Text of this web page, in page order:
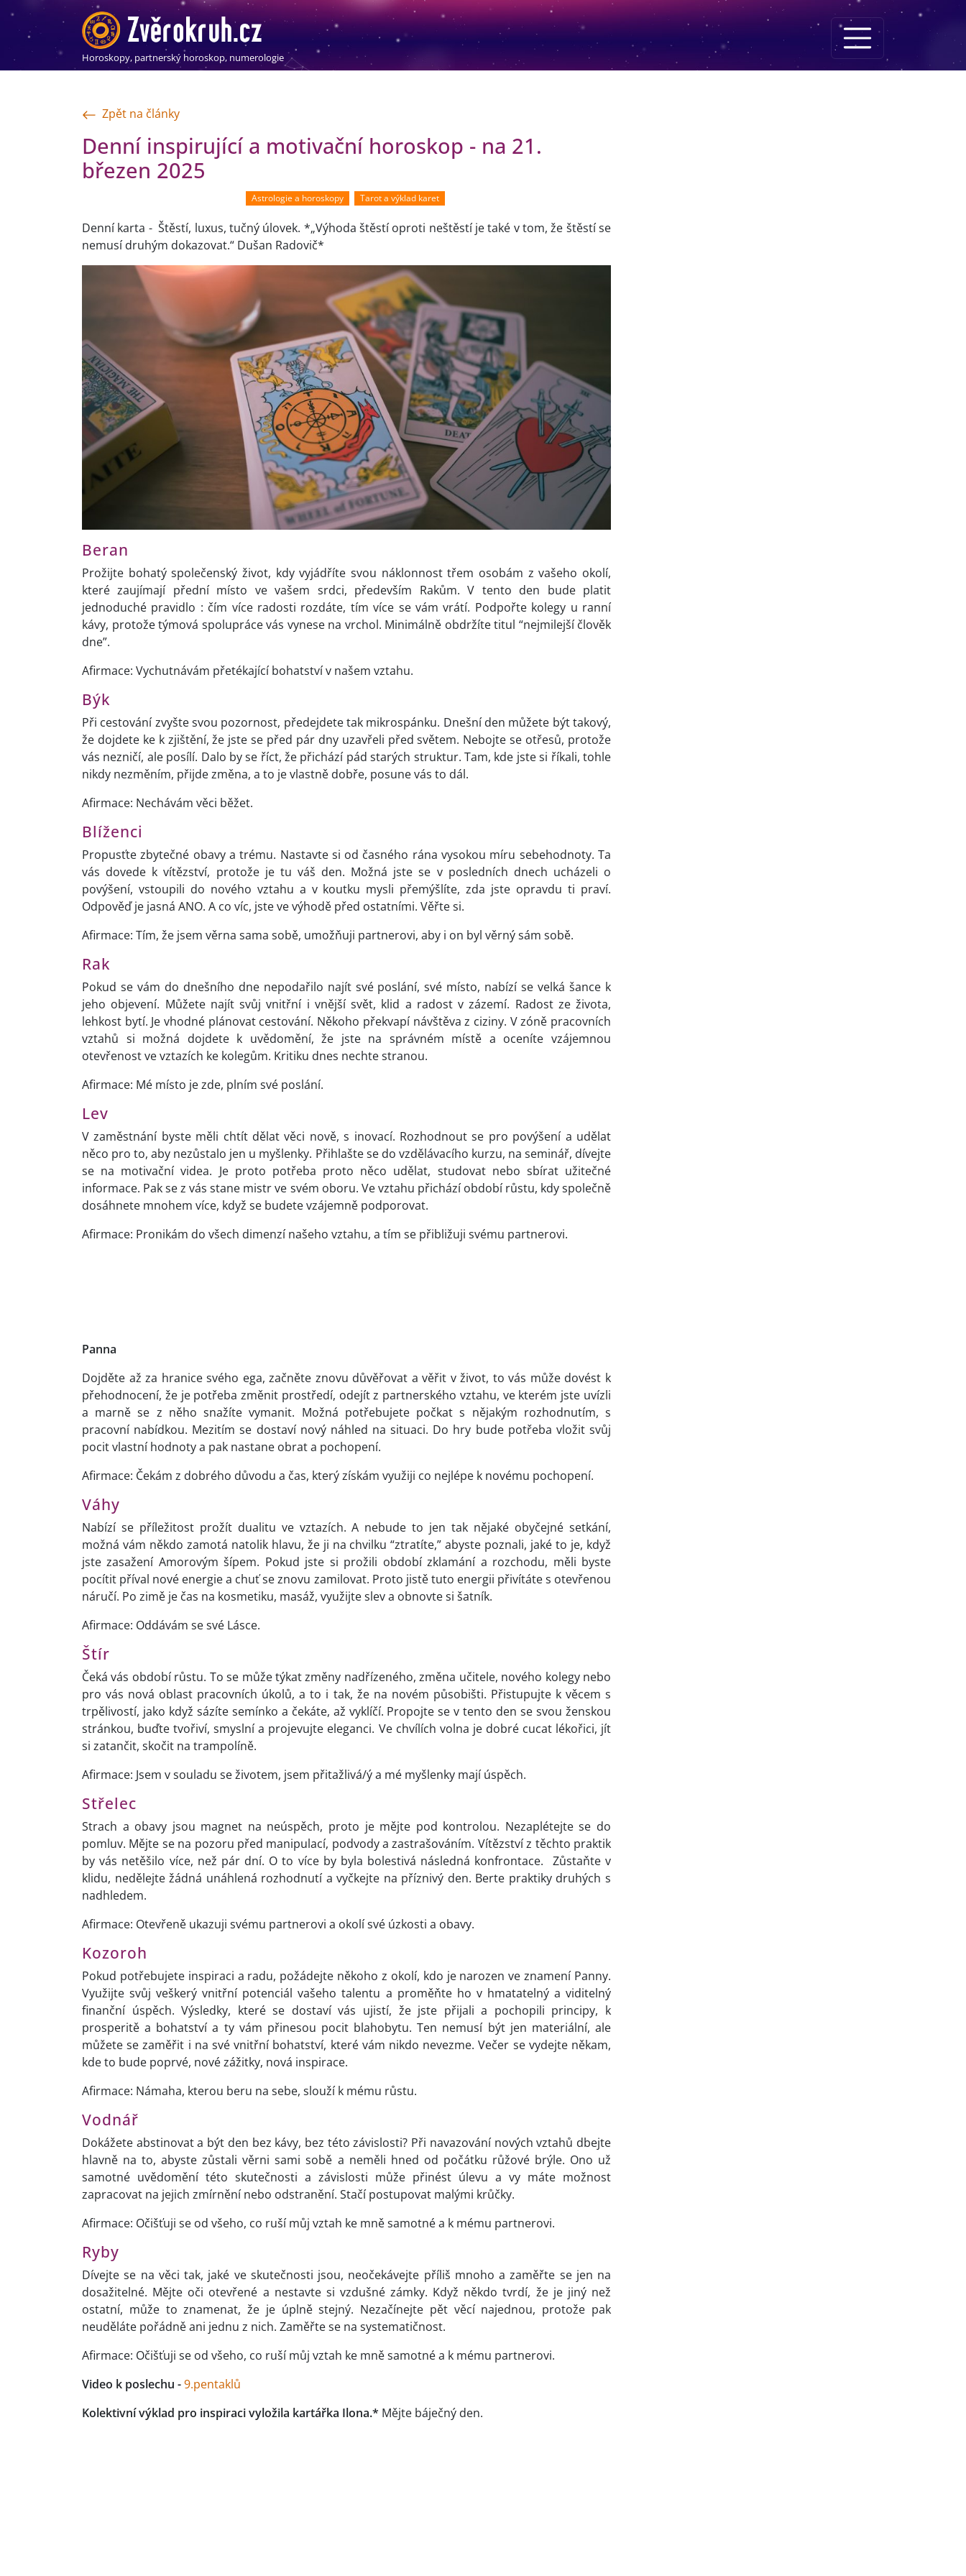
Horoskopy, partnerský horoskop, numerologie
Zpět na články
Denní inspirující a motivační horoskop - na 21.
březen 2025
Astrologie a horoskopy Tarot a výklad karet
Denní karta - Štěstí, luxus, tučný úlovek. *„Výhoda štěstí oproti neštěstí je také v tom, že štěstí se
nemusí druhým dokazovat.“ Dušan Radovič*
Beran
Prožijte bohatý společenský život, kdy vyjádříte svou náklonnost třem osobám z vašeho okolí,
které zaujímají přední místo ve vašem srdci, především Rakům. V tento den bude platit
jednoduché pravidlo : čím více radosti rozdáte, tím více se vám vrátí. Podpořte kolegy u ranní
kávy, protože týmová spolupráce vás vynese na vrchol. Minimálně obdržíte titul “nejmilejší člověk
dne”.
Afirmace: Vychutnávám přetékající bohatství v našem vztahu.
Býk
Při cestování zvyšte svou pozornost, předejdete tak mikrospánku. Dnešní den můžete být takový,
že dojdete ke k zjištění, že jste se před pár dny uzavřeli před světem. Nebojte se otřesů, protože
vás nezničí, ale posílí. Dalo by se říct, že přichází pád starých struktur. Tam, kde jste si říkali, tohle
nikdy nezměním, přijde změna, a to je vlastně dobře, posune vás to dál.
Afirmace: Nechávám věci běžet.
Blíženci
Propusťte zbytečné obavy a trému. Nastavte si od časného rána vysokou míru sebehodnoty. Ta
vás dovede k vítězství, protože je tu váš den. Možná jste se v posledních dnech ucházeli o
povýšení, vstoupili do nového vztahu a v koutku mysli přemýšlíte, zda jste opravdu ti praví.
Odpověď je jasná ANO. A co víc, jste ve výhodě před ostatními. Věřte si.
Afirmace: Tím, že jsem věrna sama sobě, umožňuji partnerovi, aby i on byl věrný sám sobě.
Rak
Pokud se vám do dnešního dne nepodařilo najít své poslání, své místo, nabízí se velká šance k
jeho objevení. Můžete najít svůj vnitřní i vnější svět, klid a radost v zázemí. Radost ze života,
lehkost bytí. Je vhodné plánovat cestování. Někoho překvapí návštěva z ciziny. V zóně pracovních
vztahů si možná dojdete k uvědomění, že jste na správném místě a oceníte vzájemnou
otevřenost ve vztazích ke kolegům. Kritiku dnes nechte stranou.
Afirmace: Mé místo je zde, plním své poslání.
Lev
V zaměstnání byste měli chtít dělat věci nově, s inovací. Rozhodnout se pro povýšení a udělat
něco pro to, aby nezůstalo jen u myšlenky. Přihlašte se do vzdělávacího kurzu, na seminář, dívejte
se na motivační videa. Je proto potřeba proto něco udělat, studovat nebo sbírat užitečné
informace. Pak se z vás stane mistr ve svém oboru. Ve vztahu přichází období růstu, kdy společně
dosáhnete mnohem více, když se budete vzájemně podporovat.
Afirmace: Pronikám do všech dimenzí našeho vztahu, a tím se přibližuji svému partnerovi.
Panna
Dojděte až za hranice svého ega, začněte znovu důvěřovat a věřit v život, to vás může dovést k
přehodnocení, že je potřeba změnit prostředí, odejít z partnerského vztahu, ve kterém jste uvízli
a marně se z něho snažíte vymanit. Možná potřebujete počkat s nějakým rozhodnutím, s
pracovní nabídkou. Mezitím se dostaví nový náhled na situaci. Do hry bude potřeba vložit svůj
pocit vlastní hodnoty a pak nastane obrat a pochopení.
Afirmace: Čekám z dobrého důvodu a čas, který získám využiji co nejlépe k novému pochopení.
Váhy
Nabízí se příležitost prožít dualitu ve vztazích. A nebude to jen tak nějaké obyčejné setkání,
možná vám někdo zamotá natolik hlavu, že ji na chvilku “ztratíte,” abyste poznali, jaké to je, když
jste zasažení Amorovým šípem. Pokud jste si prožili období zklamání a rozchodu, měli byste
pocítit příval nové energie a chuť se znovu zamilovat. Proto jistě tuto energii přivítáte s otevřenou
náručí. Po zimě je čas na kosmetiku, masáž, využijte slev a obnovte si šatník.
Afirmace: Oddávám se své Lásce.
Štír
Čeká vás období růstu. To se může týkat změny nadřízeného, změna učitele, nového kolegy nebo
pro vás nová oblast pracovních úkolů, a to i tak, že na novém působišti. Přistupujte k věcem s
trpělivostí, jako když sázíte semínko a čekáte, až vyklíčí. Propojte se v tento den se svou ženskou
stránkou, buďte tvořiví, smyslní a projevujte eleganci. Ve chvílích volna je dobré cucat lékořici, jít
si zatančit, skočit na trampolíně.
Afirmace: Jsem v souladu se životem, jsem přitažlivá/ý a mé myšlenky mají úspěch.
Střelec
Strach a obavy jsou magnet na neúspěch, proto je mějte pod kontrolou. Nezaplétejte se do
pomluv. Mějte se na pozoru před manipulací, podvody a zastrašováním. Vítězství z těchto praktik
by vás netěšilo více, než pár dní. O to více by byla bolestivá následná konfrontace. Zůstaňte v
klidu, nedělejte žádná unáhlená rozhodnutí a vyčkejte na příznivý den. Berte praktiky druhých s
nadhledem.
Afirmace: Otevřeně ukazuji svému partnerovi a okolí své úzkosti a obavy.
Kozoroh
Pokud potřebujete inspiraci a radu, požádejte někoho z okolí, kdo je narozen ve znamení Panny.
Využijte svůj veškerý vnitřní potenciál vašeho talentu a proměňte ho v hmatatelný a viditelný
finanční úspěch. Výsledky, které se dostaví vás ujistí, že jste přijali a pochopili principy, k
prosperitě a bohatství a ty vám přinesou pocit blahobytu. Ten nemusí být jen materiální, ale
můžete se zaměřit i na své vnitřní bohatství, které vám nikdo nevezme. Večer se vydejte někam,
kde to bude poprvé, nové zážitky, nová inspirace.
Afirmace: Námaha, kterou beru na sebe, slouží k mému růstu.
Vodnář
Dokážete abstinovat a být den bez kávy, bez této závislosti? Při navazování nových vztahů dbejte
hlavně na to, abyste zůstali věrni sami sobě a neměli hned od počátku růžové brýle. Ono už
samotné uvědomění této skutečnosti a závislosti může přinést úlevu a vy máte možnost
zapracovat na jejich zmírnění nebo odstranění. Stačí postupovat malými krůčky.
Afirmace: Očišťuji se od všeho, co ruší můj vztah ke mně samotné a k mému partnerovi.
Ryby
Dívejte se na věci tak, jaké ve skutečnosti jsou, neočekávejte příliš mnoho a zaměřte se jen na
dosažitelné. Mějte oči otevřené a nestavte si vzdušné zámky. Když někdo tvrdí, že je jiný než
ostatní, může to znamenat, že je úplně stejný. Nezačínejte pět věcí najednou, protože pak
neuděláte pořádně ani jednu z nich. Zaměřte se na systematičnost.
Afirmace: Očišťuji se od všeho, co ruší můj vztah ke mně samotné a k mému partnerovi.
Video k poslechu -9.pentaklů
Kolektivní výklad pro inspiraci vyložila kartářka Ilona.* Mějte báječný den.